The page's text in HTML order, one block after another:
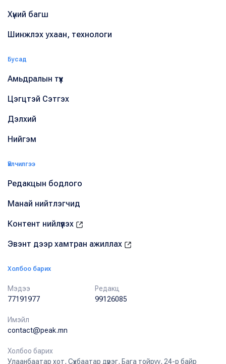
Хүний багш
Шинжлэх ухаан, технологи
Бусад
Амьдралын түүх
Цэгцтэй Сэтгэх
Дэлхий
Нийгэм
Үйлчилгээ
Редакцын бодлого
Манай нийтлэгчид
Контент нийлүүлэх
Эвэнт дээр хамтран ажиллах
Холбоо барих
Мэдээ
77191977
Редакц
99126085
Имэйл
contact@peak.mn
Холбоо барих
Улаанбаатар хот, Сүхбаатар дүүрэг, Бага тойруу, 24-р байр